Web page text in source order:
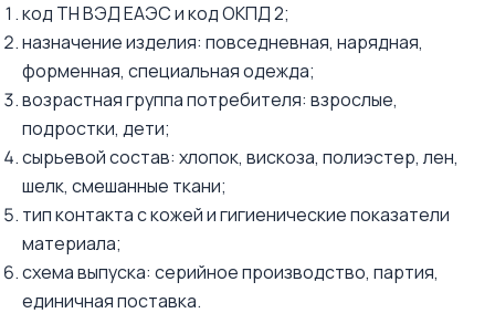
код ТН ВЭД ЕАЭС и код ОКПД 2;
назначение изделия: повседневная, нарядная,
форменная, специальная одежда;
возрастная группа потребителя: взрослые,
подростки, дети;
сырьевой состав: хлопок, вискоза, полиэстер, лен,
шелк, смешанные ткани;
тип контакта с кожей и гигиенические показатели
материала;
схема выпуска: серийное производство, партия,
единичная поставка.